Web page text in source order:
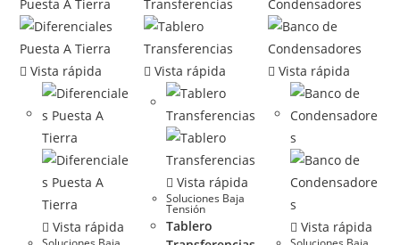
Vista rápida
Vista rápida
Vista rápida
Vista rápida
Soluciones Baja
Tensión
Tablero
Vista rápida
Vista rápida